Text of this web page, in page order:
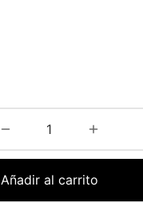
Añadir al carrito